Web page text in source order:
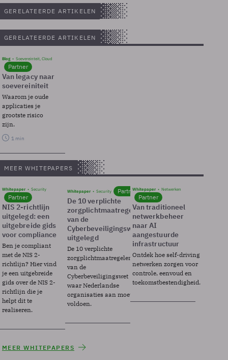
GERELATEERDE ARTIKELEN
GERELATEERDE ARTIKELEN
Blog Soevereinteit, Cloud
Partner
Van legacy naar
soevereiniteit
Waarom je oude
applicaties je
grootste risico
zijn.
1 min
MEER WHITEPAPERS
Whitepaper Security
Partner
NIS 2-richtlijn
uitgelegd: een
uitgebreide gids
voor compliance
Ben je compliant
met de NIS 2-
richtlijn? Hier vind
je een uitgebreide
gids over de NIS 2-
richtlijn die je
helpt dit te
realiseren.
Whitepaper Security Partner
De 10 verplichte
zorgplichtmaatregelen
van de
Cyberbeveiligingswet
uitgelegd
De 10 verplichte
zorgplichtmaatregelen
van de
Cyberbeveiligingswet
waar Nederlandse
organisaties aan moeten
voldoen.
Whitepaper Netwerken
Partner
Van traditioneel
netwerkbeheer
naar AI
aangestuurde
infrastructuur
Ontdek hoe self-driving
netwerken zorgen voor
controle, eenvoud en
toekomstbestendigheid.
MEER WHITEPAPERS